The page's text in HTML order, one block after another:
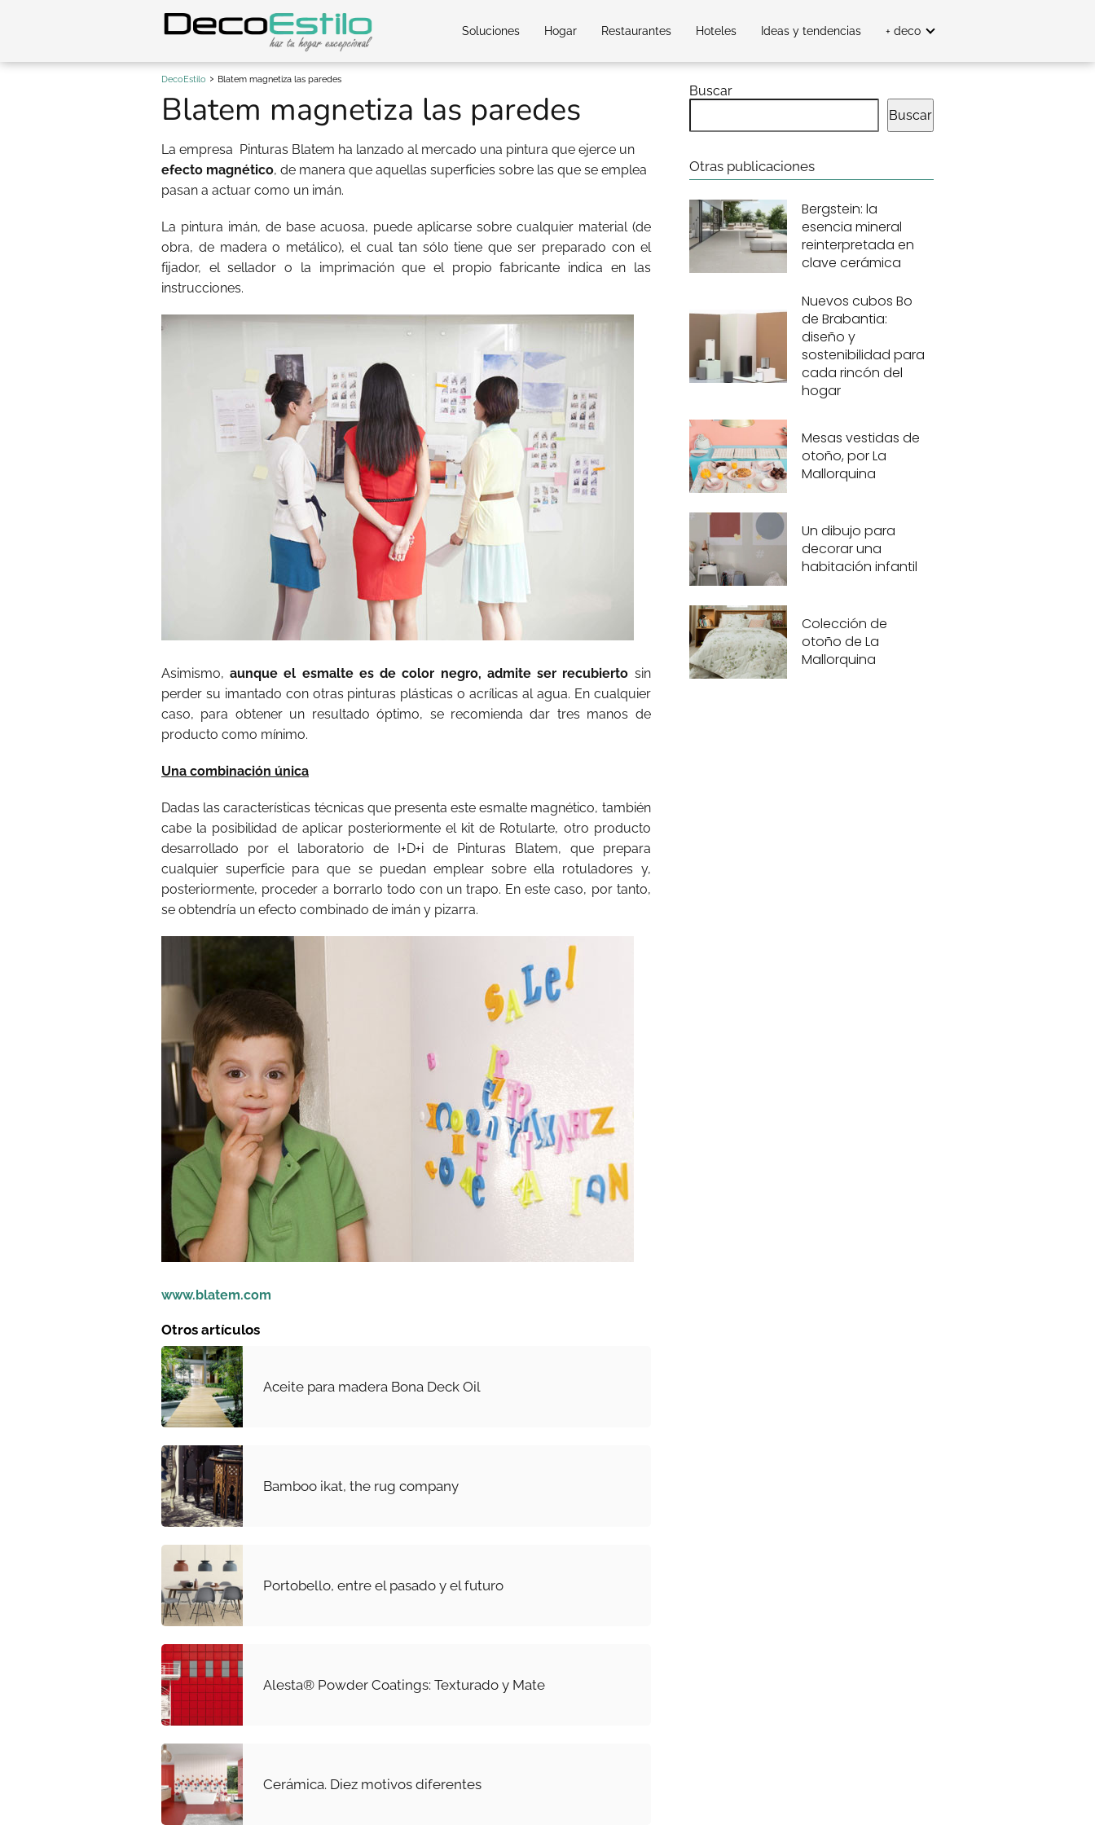
Soluciones Hogar Restaurantes Hoteles Ideas y tendencias + deco
DecoEstilo Blatem magnetiza las paredes
Blatem magnetiza las paredes
La empresa Pinturas Blatem ha lanzado al mercado una pintura que ejerce un
efecto magnético, de manera que aquellas superficies sobre las que se emplea
pasan a actuar como un imán.
La pintura imán, de base acuosa, puede aplicarse sobre cualquier material (de
obra, de madera o metálico), el cual tan sólo tiene que ser preparado con el
fijador, el sellador o la imprimación que el propio fabricante indica en las
instrucciones.
Asimismo,aunque el esmalte es de color negro, admite ser recubierto sin
perder su imantado con otras pinturas plásticas o acrílicas al agua. En cualquier
caso, para obtener un resultado óptimo, se recomienda dar tres manos de
producto como mínimo.
Una combinación única
Dadas las características técnicas que presenta este esmalte magnético, también
cabe la posibilidad de aplicar posteriormente el kit de Rotularte, otro producto
desarrollado por el laboratorio de I+D+i de Pinturas Blatem, que prepara
cualquier superficie para que se puedan emplear sobre ella rotuladores y,
posteriormente, proceder a borrarlo todo con un trapo. En este caso, por tanto,
se obtendría un efecto combinado de imán y pizarra.
www.blatem.com
Otros artículos
Aceite para madera Bona Deck Oil
Bamboo ikat, the rug company
Portobello, entre el pasado y el futuro
Alesta® Powder Coatings: Texturado y Mate
Cerámica. Diez motivos diferentes
Buscar
Buscar
Otras publicaciones
Bergstein: la
esencia mineral
reinterpretada en
clave cerámica
Nuevos cubos Bo
de Brabantia:
diseño y
sostenibilidad para
cada rincón del
hogar
Mesas vestidas de
otoño, por La
Mallorquina
Un dibujo para
decorar una
habitación infantil
Colección de
otoño de La
Mallorquina